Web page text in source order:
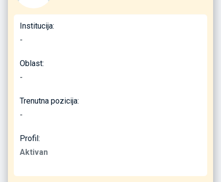
Institucija:
-
Oblast:
-
Trenutna pozicija:
-
Profil:
Aktivan